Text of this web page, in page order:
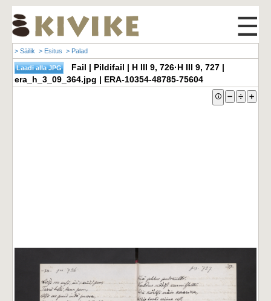
☰
> Säilik > Esitus > Palad
Fail | Pildifail | H III 9, 726·H III 9, 727 |
era_h_3_09_364.jpg | ERA-10354-48785-75604